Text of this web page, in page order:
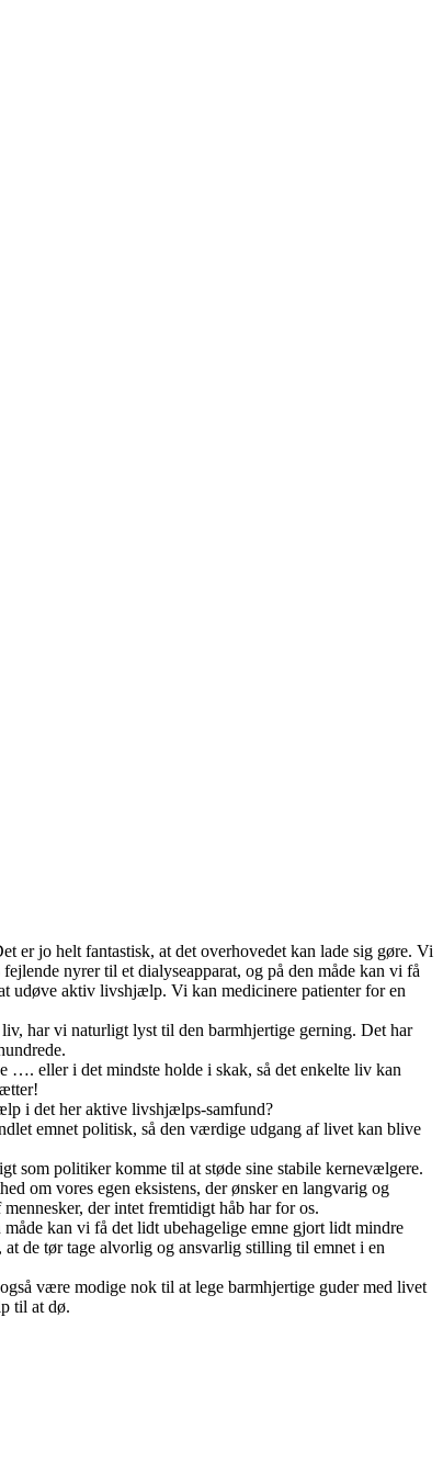
er jo helt fantastisk, at det overhovedet kan lade sig gøre. Vi
nyrer til et dialyseapparat, og på den måde kan vi få
udøve aktiv livshjælp. Vi kan medicinere patienter for en
har vi naturligt lyst til den barmhjertige gerning. Det har
…. eller i det mindste holde i skak, så det enkelte liv kan
i det her aktive livshjælps-samfund?
emnet politisk, så den værdige udgang af livet kan blive
som politiker komme til at støde sine stabile kernevælgere.
om vores egen eksistens, der ønsker en langvarig og
der intet fremtidigt håb har for os.
kan vi få det lidt ubehagelige emne gjort lidt mindre
de tør tage alvorlig og ansvarlig stilling til emnet i en
være modige nok til at lege barmhjertige guder med livet
til at dø.